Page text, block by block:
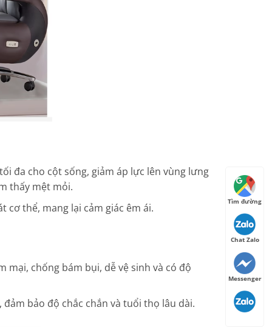
đa cho cột sống, giảm áp lực lên vùng lưng
thấy mệt mỏi.
cơ thể, mang lại cảm giác êm ái.
mại, chống bám bụi, dễ vệ sinh và có độ
bảo độ chắc chắn và tuổi thọ lâu dài.
Tìm đường
Chat Zalo
Messenger